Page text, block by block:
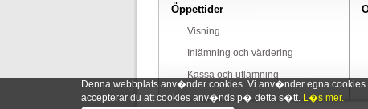
Denna webbplats anv�nder cookies. Vi anv�nder egna
accepterar du att cookies anv�nds p� detta s�tt. L�s mer.
Öppettider
Visning
Inlämning och värdering
Kassa och utlämning